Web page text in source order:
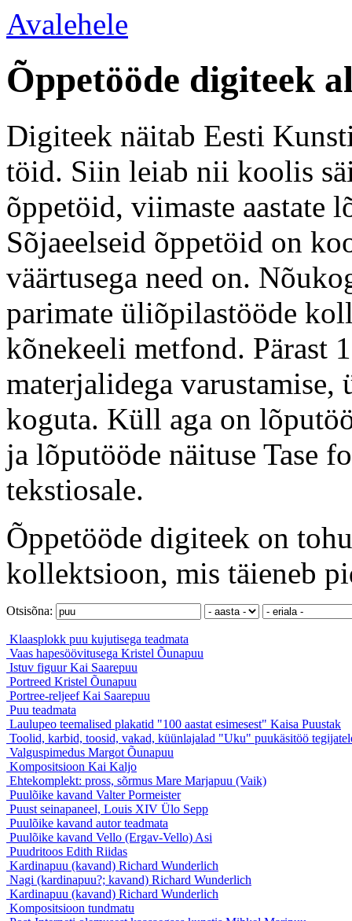
Avalehele
Õppetööde digiteek
Digiteek näitab Eesti
töid. Siin leiab nii koolis
õppetöid, viimaste aastate
Sõjaeelseid õppetöid on
väärtusega need on.
parimate üliõpilastööde
kõnekeeli metfond. Pärast
materjalidega varustamise,
koguta. Küll aga on
ja lõputööde näituse Tase
tekstiosale.
Õppetööde digiteek on
kollektsioon, mis täieneb
Otsisõna:
Klaasplokk puu kujutisega teadmata
Vaas hapesöövitusega Kristel Õunapuu
Istuv figuurKai Saarepuu
Portreed Kristel Õunapuu
Portree-reljeefKai Saarepuu
Puu teadmata
Laulupeo teemalised plakatid "100 aastat esimesest" Kaisa Puustak
Toolid, karbid, toosid, vakad, küünlajalad "Uku" puukäsitöö
Valguspimedus Margot Õunapuu
Kompositsioon Kai Kaljo
Ehtekomplekt: pross, sõrmus Mare Marjapuu (Vaik)
Puulõike kavand Valter Pormeister
Puust seinapaneel, Louis XIV Ülo Sepp
Puulõike kavand autor teadmata
Puulõike kavand Vello (Ergav-Vello) Asi
Puudritoos Edith Riidas
Kardinapuu (kavand) Richard Wunderlich
Nagi (kardinapuu?; kavand) Richard Wunderlich
Kardinapuu (kavand) Richard Wunderlich
Kompositsioon tundmatu